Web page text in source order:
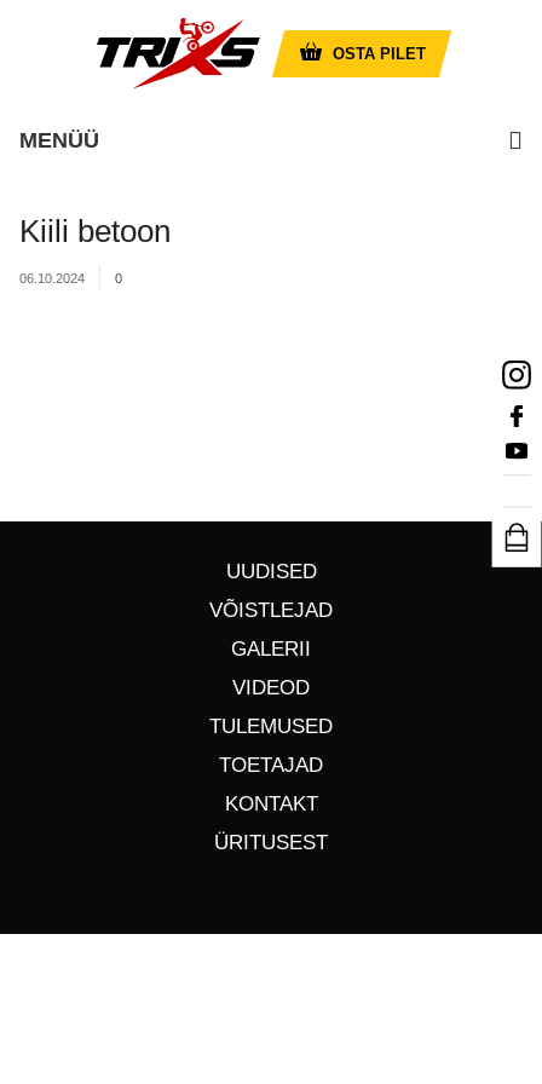
OSTA PILET
MENÜÜ
Kiili betoon
06.10.2024 0
UUDISED
VÕISTLEJAD
GALERII
VIDEOD
TULEMUSED
TOETAJAD
KONTAKT
ÜRITUSEST